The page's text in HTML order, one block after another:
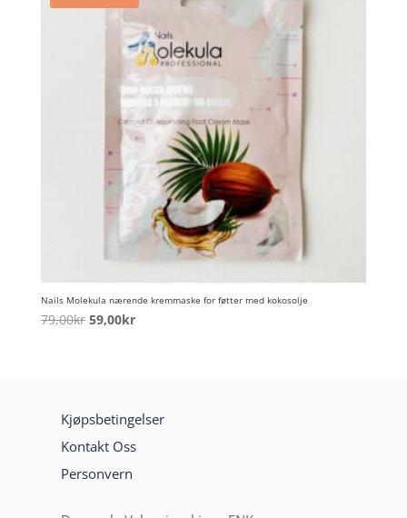
Nails Molekula nærende kremmaske for føtter med kokosolje
79,00kr Opprinnelig
59,00krNåværende
Kjøpsbetingelser
Kontakt Oss
Personvern